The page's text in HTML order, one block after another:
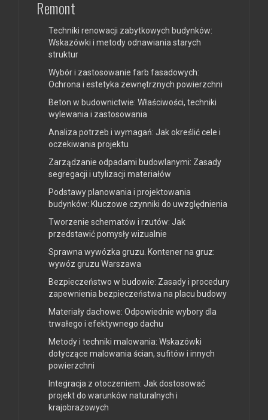
Remont
Techniki renowacji zabytkowych budynków:
Wskazówki i metody odnawiania starych
struktur
Wybór i zastosowanie farb fasadowych:
Ochrona i estetyka zewnętrznych powierzchni
Beton w budownictwie: Właściwości, techniki
wylewania i zastosowania
Analiza potrzeb i wymagań: Jak określić cele i
oczekiwania projektu
Zarządzanie odpadami budowlanymi: Zasady
segregacji i utylizacji materiałów
Podstawy planowania i projektowania
budynków: Kluczowe czynniki do uwzględnienia
Tworzenie schematów i rzutów: Jak
przedstawić pomysły wizualnie
Sprawna wywózka gruzu. Kontener na gruz:
wywóz gruzu Warszawa
Bezpieczeństwo w budowie: Zasady i procedury
zapewnienia bezpieczeństwa na placu budowy
Materiały dachowe: Odpowiednie wybory dla
trwałego i efektywnego dachu
Metody i techniki malowania: Wskazówki
dotyczące malowania ścian, sufitów i innych
powierzchni
Integracja z otoczeniem: Jak dostosować
projekt do warunków naturalnych i
krajobrazowych